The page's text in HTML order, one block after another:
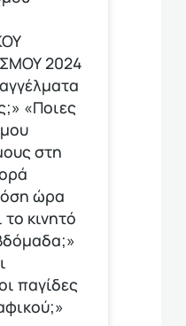
2024
«Ποιες
στη
ώρα
το κινητό
παγίδες